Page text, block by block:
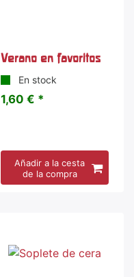
Verano en favoritos
En stock
1,60 € *
Añadir a la cesta
de la compra